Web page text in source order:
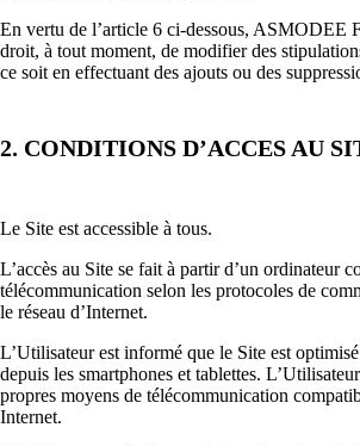
En vertu de l’article 6 ci-dessous, ASMODEE
droit, à tout moment, de modifier des
ce soit en effectuant des ajouts ou des
2. CONDITIONS D’ACCES AU
Le Site est accessible à tous.
L’accès au Site se fait à partir d’un ordinateur
télécommunication selon les protocoles de
le réseau d’Internet.
L’Utilisateur est informé que le Site est
depuis les smartphones et tablettes.
propres moyens de télécommunication
Internet.